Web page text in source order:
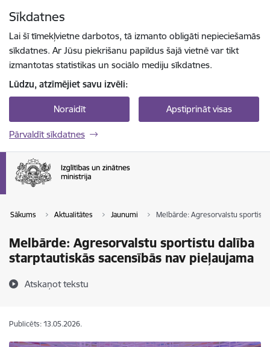
Sīkdatnes
Lai šī tīmekļvietne darbotos, tā izmanto obligāti nepieciešamās
sīkdatnes. Ar Jūsu piekrišanu papildus šajā vietnē var tikt
izmantotas statistikas un sociālo mediju sīkdatnes.
Lūdzu, atzīmējiet savu izvēli:
Noraidīt Apstiprināt visas
Pārvaldīt sīkdatnes
Sākums Aktualitātes Jaunumi Melbārde: Agresorvalstu
Melbārde: Agresorvalstu sportistu dalība
starptautiskās sacensībās nav pieļaujama
Atskaņot tekstu
Publicēts: 13.05.2026.